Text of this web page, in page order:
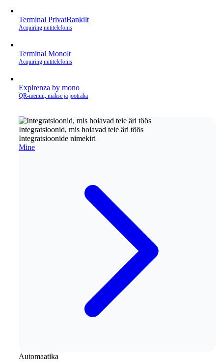
Terminal PrivatBankilt
Acquiring nutitelefonis
Terminal Monolt
Acquiring nutitelefonis
Expirenza by mono
QR‑menüü, makse ja jootraha
Integratsioonid, mis hoiavad teie äri töös
Integratsioonide nimekiri
Mine
Automaatika